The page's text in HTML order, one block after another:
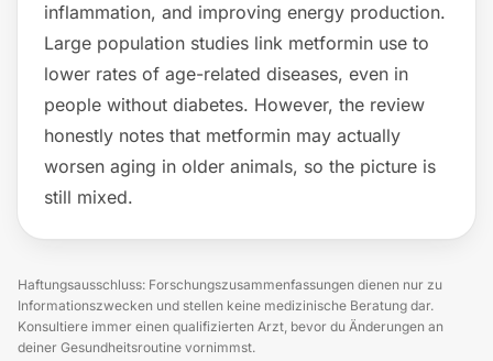
inflammation, and improving energy production.
Large population studies link metformin use to
lower rates of age-related diseases, even in
people without diabetes. However, the review
honestly notes that metformin may actually
worsen aging in older animals, so the picture is
still mixed.
Haftungsausschluss: Forschungszusammenfassungen dienen nur zu
Informationszwecken und stellen keine medizinische Beratung dar.
Konsultiere immer einen qualifizierten Arzt, bevor du Änderungen an
deiner Gesundheitsroutine vornimmst.